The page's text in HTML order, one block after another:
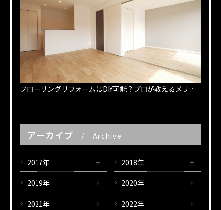
フローリングリフォームはDIY可能？プロが教えるメリットと注意点
アーカイブ Archive
2017年 2018年
2019年 2020年
2021年 2022年